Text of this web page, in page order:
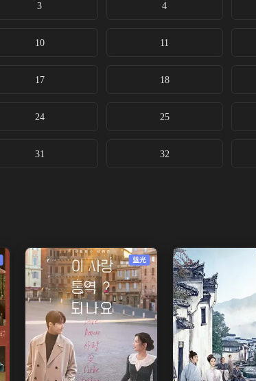
3 4
10 11
17 18
24 25
31 32
蓝光